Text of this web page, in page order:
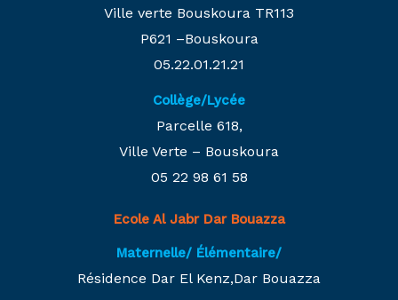
Ville verte Bouskoura TR113
P621 –Bouskoura
05.22.01.21.21
Collège/Lycée
Parcelle 618,
Ville Verte – Bouskoura
05 22 98 61 58
Ecole Al Jabr Dar Bouazza
Maternelle/ Élémentaire/
Résidence Dar El Kenz,Dar Bouazza